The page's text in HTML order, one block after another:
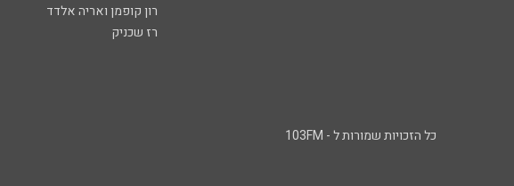
רון קופמן ואריה אלדד
רז שכניק
כל הזכויות שמורות ל - 103FM